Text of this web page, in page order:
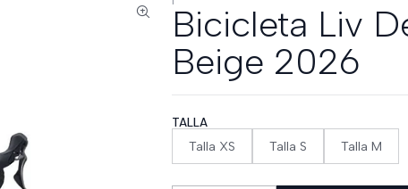
Bicicleta Liv
Beige 2026
TALLA
Talla XS Talla S Talla M